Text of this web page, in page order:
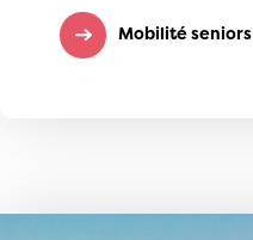
Mobilité seniors